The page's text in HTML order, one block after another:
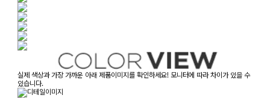
실제 색상과 가장 가까운 아래 제품이미지를 확인하세요! 모니터에 따라 차이가 있을 수
있습니다.